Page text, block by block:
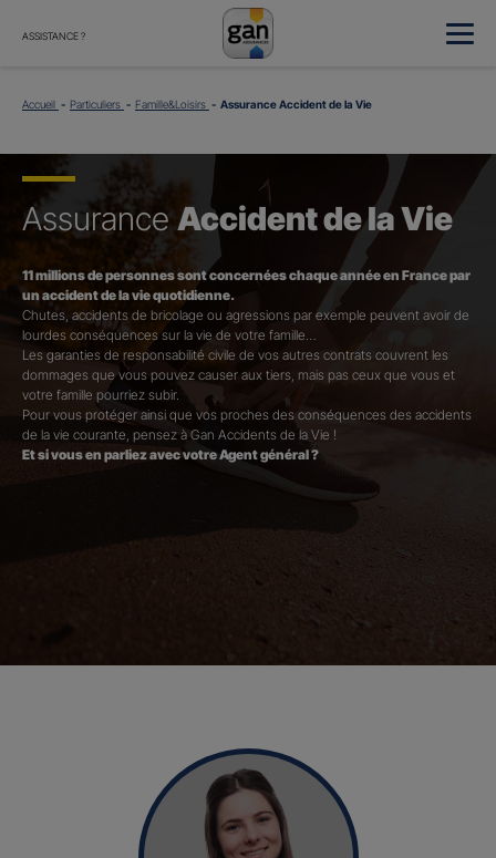
ASSISTANCE ?
Accueil Particuliers Famille&Loisirs Assurance Accident de la Vie
AssuranceAccident de la Vie
11 millions de personnes sont concernées chaque année en France par
un accident de la vie quotidienne.
Chutes, accidents de bricolage ou agressions par exemple peuvent avoir de
lourdes conséquences sur la vie de votre famille…
Les garanties de responsabilité civile de vos autres contrats couvrent les
dommages que vous pouvez causer aux tiers, mais pas ceux que vous et
votre famille pourriez subir.
Pour vous protéger ainsi que vos proches des conséquences des accidents
de la vie courante, pensez à Gan Accidents de la Vie !
Et si vous en parliez avec votre Agent général ?